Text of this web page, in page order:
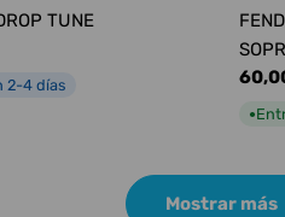
TUNE
2-4 días
●
Mostrar más